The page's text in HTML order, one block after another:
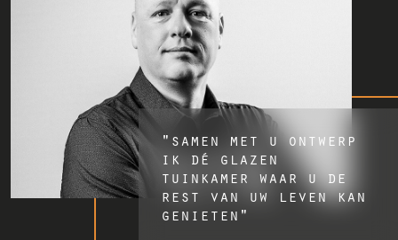
"samen met u ontwerp
ik dé glazen
tuinkamer waar u de
rest van uw leven kan
genieten"